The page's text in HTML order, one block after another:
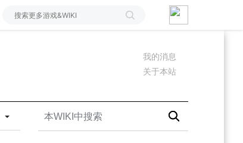
我的消息
关于本站